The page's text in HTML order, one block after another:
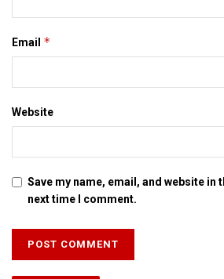
Email *
Website
Save my name, email, and website in
next time I comment.